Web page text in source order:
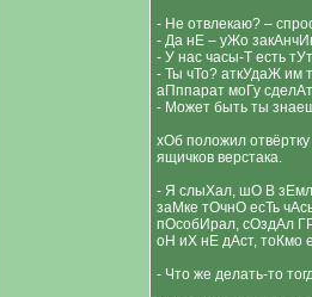
- Не отвлекаю? –
- Да нЕ – уЖо
- У нас часы-Т есть
- Ты чТо? аткУдаЖ им
аПппарат моГу
- Может быть ты
хОб положил
ящичков верстака.
- Я слыХал, шО В
заМке тОчнО есТь
пОсобИрал, сОздАл
оН иХ нЕ дАст,
- Что же делать-то